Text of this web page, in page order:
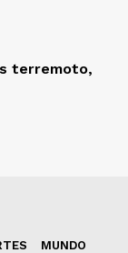
terremoto,
MUNDO